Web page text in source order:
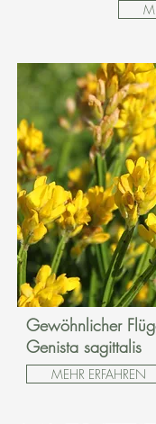
Gewöhnlicher
Genista sagittalis
MEHR ERFAHREN